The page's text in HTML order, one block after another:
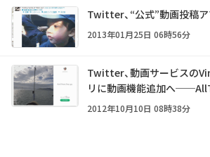
Twitter、“公式”動画投稿ア
2013年01月25日 06時56分
Twitter、動画サービスの
リに動画機能追加へ
2012年10月10日 08時38分